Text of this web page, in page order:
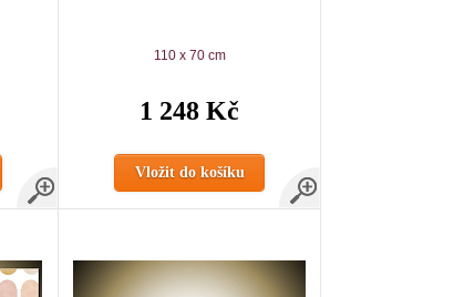
110 x 70 cm
1 248 Kč
Vložit do košíku